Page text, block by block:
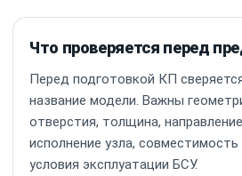
Что проверяется перед
Перед подготовкой КП
название модели. Важны
отверстия, толщина,
исполнение узла, совместимость
условия эксплуатации БСУ.